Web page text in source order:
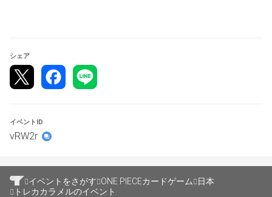
20:00〜 バトル開始
大会形式
シェア
イベントID
vRW2r
イベントをさがす ONE PIECEカードゲーム
日本
トレカカラメルのイベント